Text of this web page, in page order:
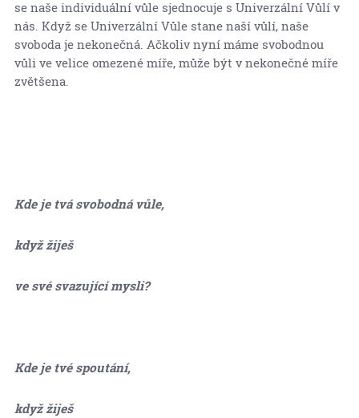
se naše individuální vůle sjednocuje s Univerzální Vůlí v
nás. Když se Univerzální Vůle stane naší vůlí, naše
svoboda je nekonečná. Ačkoliv nyní máme svobodnou
vůli ve velice omezené míře, může být v nekonečné míře
zvětšena.
Kde je tvá svobodná vůle,
když žiješ
ve své svazující mysli?
Kde je tvé spoutání,
když žiješ